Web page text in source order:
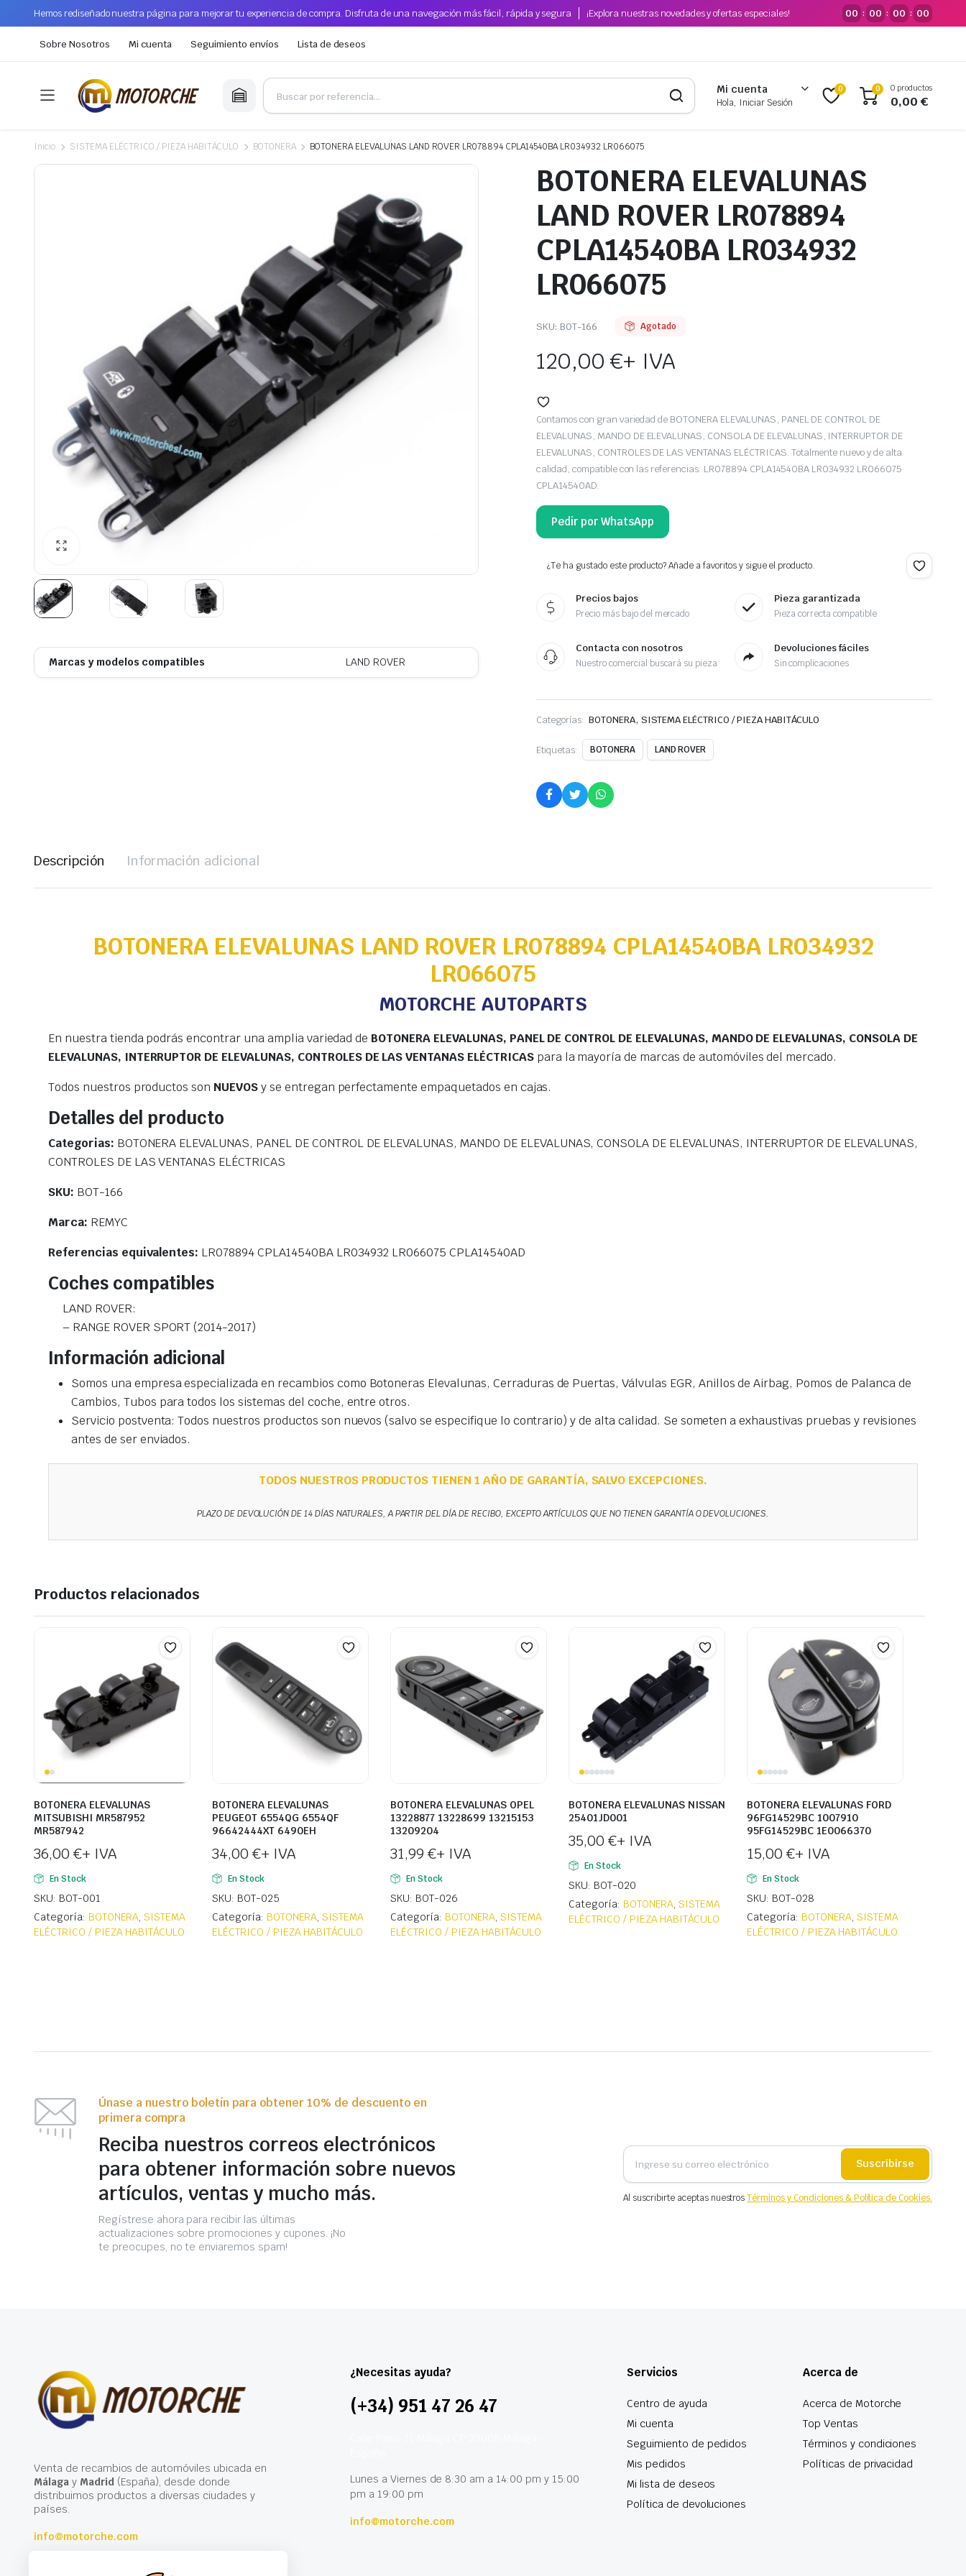
Hemos rediseñado nuestra página para mejorar tu experiencia de compra. Disfruta de una navegación más fácil, rápida y segura ¡Explora nuestras novedades y ofertas especiales! 00 : 00 : 00 : 00
Sobre Nosotros Mi cuenta Seguimiento envíos Lista de deseos
Mi cuenta
Hola, Iniciar Sesión
0 0 0 productos
0,00€
Inicio SISTEMA ELÉCTRICO / PIEZA HABITÁCULO BOTONERA BOTONERA ELEVALUNAS LAND ROVER LR078894 CPLA14540BA LR034932 LR066075
Marcas y modelos compatibles LAND ROVER
BOTONERA ELEVALUNAS
LAND ROVER LR078894
CPLA14540BA LR034932
LR066075
SKU: BOT-166 Agotado
120,00€+ IVA
Contamos con gran variedad de BOTONERA ELEVALUNAS, PANEL DE CONTROL DE
ELEVALUNAS, MANDO DE ELEVALUNAS, CONSOLA DE ELEVALUNAS, INTERRUPTOR DE
ELEVALUNAS, CONTROLES DE LAS VENTANAS ELÉCTRICAS. Totalmente nuevo y de alta
calidad, compatible con las referencias: LR078894 CPLA14540BA LR034932 LR066075
CPLA14540AD.
Pedir por WhatsApp
¿Te ha gustado este producto? Añade a favoritos y sigue el producto.
Precios bajos
Precio más bajo del mercado
Pieza garantizada
Pieza correcta compatible
Contacta con nosotros
Nuestro comercial buscará su pieza
Devoluciones fáciles
Sin complicaciones
Categorías: BOTONERA, SISTEMA ELÉCTRICO / PIEZA HABITÁCULO
Etiquetas: BOTONERA LAND ROVER
Descripción Información adicional
BOTONERA ELEVALUNAS LAND ROVER LR078894 CPLA14540BA LR034932
LR066075
MOTORCHE AUTOPARTS
En nuestra tienda podrás encontrar una amplia variedad de BOTONERA ELEVALUNAS, PANEL DE CONTROL DE ELEVALUNAS, MANDO DE ELEVALUNAS, CONSOLA DE
ELEVALUNAS, INTERRUPTOR DE ELEVALUNAS, CONTROLES DE LAS VENTANAS ELÉCTRICASpara la mayoría de marcas de automóviles del mercado.
Todos nuestros productos son NUEVOSy se entregan perfectamente empaquetados en cajas.
Detalles del producto
Categorias: BOTONERA ELEVALUNAS, PANEL DE CONTROL DE ELEVALUNAS, MANDO DE ELEVALUNAS, CONSOLA DE ELEVALUNAS, INTERRUPTOR DE ELEVALUNAS,
CONTROLES DE LAS VENTANAS ELÉCTRICAS
SKU: BOT-166
Marca: REMYC
Referencias equivalentes: LR078894 CPLA14540BA LR034932 LR066075 CPLA14540AD
Coches compatibles
LAND ROVER:
– RANGE ROVER SPORT (2014-2017)
Información adicional
Somos una empresa especializada en recambios como Botoneras Elevalunas, Cerraduras de Puertas, Válvulas EGR, Anillos de Airbag, Pomos de Palanca de
Cambios, Tubos para todos los sistemas del coche, entre otros.
Servicio postventa: Todos nuestros productos son nuevos (salvo se especifique lo contrario) y de alta calidad. Se someten a exhaustivas pruebas y revisiones
antes de ser enviados.
TODOS NUESTROS PRODUCTOS TIENEN 1 AÑO DE GARANTÍA, SALVO EXCEPCIONES.
PLAZO DE DEVOLUCIÓN DE 14 DÍAS NATURALES, A PARTIR DEL DÍA DE RECIBO, EXCEPTO ARTÍCULOS QUE NO TIENEN GARANTÍA O DEVOLUCIONES.
Productos relacionados
BOTONERA ELEVALUNAS
MITSUBISHI MR587952
MR587942
36,00 €+ IVA
En Stock
SKU: BOT-001
Categoría: BOTONERA,SISTEMA
ELÉCTRICO / PIEZA HABITÁCULO
BOTONERA ELEVALUNAS
PEUGEOT 6554QG 6554QF
96642444XT 6490EH
34,00 €+ IVA
En Stock
SKU: BOT-025
Categoría: BOTONERA,SISTEMA
ELÉCTRICO / PIEZA HABITÁCULO
BOTONERA ELEVALUNAS OPEL
13228877 13228699 13215153
13209204
31,99 €+ IVA
En Stock
SKU: BOT-026
Categoría: BOTONERA,SISTEMA
ELÉCTRICO / PIEZA HABITÁCULO
BOTONERA ELEVALUNAS NISSAN
25401JD001
35,00 €+ IVA
En Stock
SKU: BOT-020
Categoría: BOTONERA,SISTEMA
ELÉCTRICO / PIEZA HABITÁCULO
BOTONERA ELEVALUNAS FORD
96FG14529BC 1007910
95FG14529BC 1E0066370
15,00 €+ IVA
En Stock
SKU: BOT-028
Categoría: BOTONERA,SISTEMA
ELÉCTRICO / PIEZA HABITÁCULO
Únase a nuestro boletín para obtener 10% de descuento en
primera compra
Reciba nuestros correos electrónicos
para obtener información sobre nuevos
artículos, ventas y mucho más.
Regístrese ahora para recibir las últimas
actualizaciones sobre promociones y cupones. ¡No
te preocupes, no te enviaremos spam!
Suscribirse
Al suscribirte aceptas nuestrosTérminos y Condiciones & Política de Cookies.
Venta de recambios de automóviles ubicada en
Málagay Madrid(España), desde donde
distribuimos productos a diversas ciudades y
países.
info@motorche.com
¿Necesitas ayuda?
(+34) 951 47 26 47
Lunes a Viernes de 8:30 am a 14:00 pm y 15:00
pm a 19:00 pm
info@motorche.com
Servicios
Centro de ayuda
Mi cuenta
Seguimiento de pedidos
Mis pedidos
Mi lista de deseos
Política de devoluciones
Acerca de
Acerca de Motorche
Top Ventas
Términos y condiciones
Políticas de privacidad